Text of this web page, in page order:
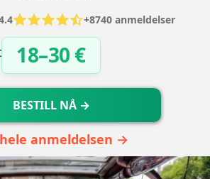
+8740 anmeldelser
18–30 €
BESTILL NÅ →
anmeldelsen →